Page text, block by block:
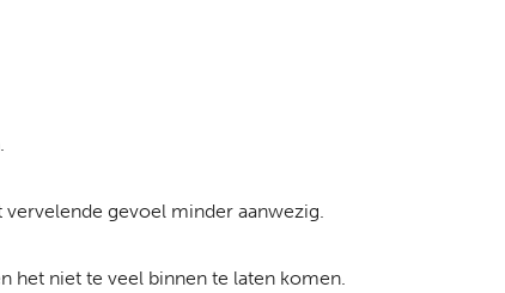
gevoel minder aanwezig.
het niet te veel binnen te laten komen.